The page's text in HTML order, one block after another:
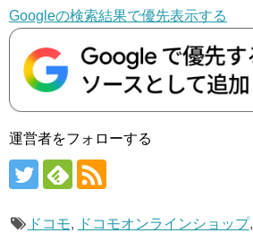
Googleの検索結果で優先表示する
運営者をフォローする
ドコモ, ドコモオンラインショップ,